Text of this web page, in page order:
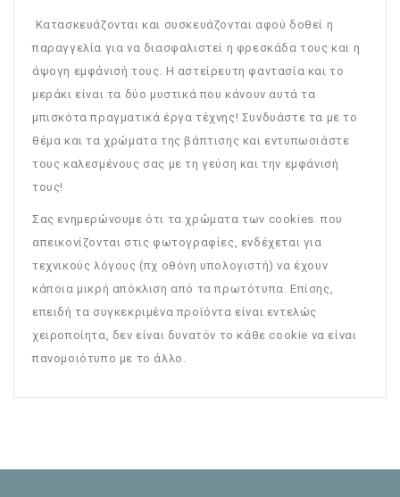
Κατασκευάζονται και συσκευάζονται αφού δοθεί η
παραγγελία για να διασφαλιστεί η φρεσκάδα τους και η
άψογη εμφάνισή τους. Η αστείρευτη φαντασία και το
μεράκι είναι τα δύο μυστικά που κάνουν αυτά τα
μπισκότα πραγματικά έργα τέχνης! Συνδυάστε τα με το
θέμα και τα χρώματα της βάπτισης και εντυπωσιάστε
τους καλεσμένους σας με τη γεύση και την εμφάνισή
τους!
Σας ενημερώνουμε ότι τα χρώματα των cookies που
απεικονίζονται στις φωτογραφίες, ενδέχεται για
τεχνικούς λόγους (πχ οθόνη υπολογιστή) να έχουν
κάποια μικρή απόκλιση από τα πρωτότυπα. Επίσης,
επειδή τα συγκεκριμένα προϊόντα είναι εντελώς
χειροποίητα, δεν είναι δυνατόν το κάθε cookie να είναι
πανομοιότυπο με το άλλο.